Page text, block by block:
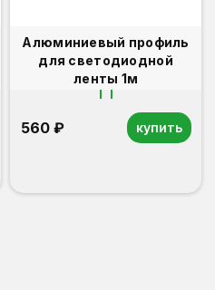
Алюминиевый профиль
для светодиодной
ленты 1м
560 ₽ купить